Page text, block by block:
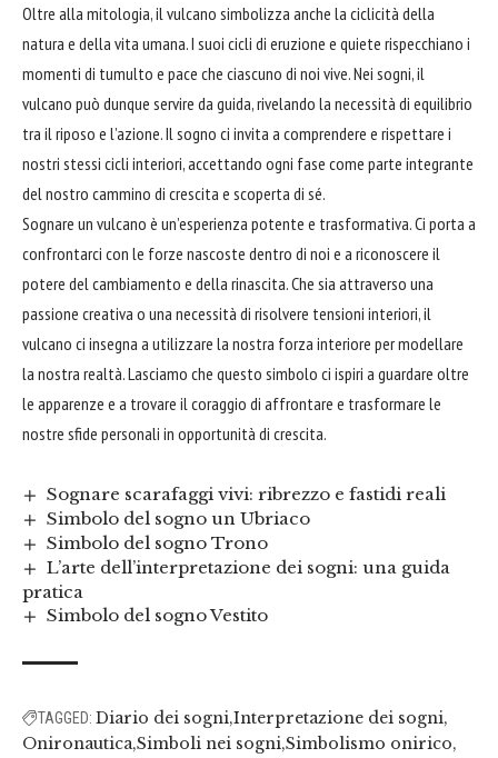
Oltre alla mitologia, il vulcano simbolizza anche la ciclicità della
natura e della vita umana. I suoi cicli di eruzione e quiete rispecchiano i
momenti di tumulto e pace che ciascuno di noi vive. Nei sogni, il
vulcano può dunque servire da guida, rivelando la necessità di equilibrio
tra il riposo e l’azione. Il sogno ci invita a comprendere e rispettare i
nostri stessi cicli interiori, accettando ogni fase come parte integrante
del nostro cammino di crescita e scoperta di sé.
Sognare un vulcano è un’esperienza potente e trasformativa. Ci porta a
confrontarci con le forze nascoste dentro di noi e a riconoscere il
potere del cambiamento e della rinascita. Che sia attraverso una
passione creativa o una necessità di risolvere tensioni interiori, il
vulcano ci insegna a utilizzare la nostra forza interiore per modellare
la nostra realtà. Lasciamo che questo simbolo ci ispiri a guardare oltre
le apparenze e a trovare il coraggio di affrontare e trasformare le
nostre sfide personali in opportunità di crescita.
Sognare scarafaggi vivi: ribrezzo e fastidi reali
Simbolo del sogno un Ubriaco
Simbolo del sogno Trono
L’arte dell’interpretazione dei sogni: una guida
pratica
Simbolo del sogno Vestito
TAGGED: Diario dei sogni Interpretazione dei sogni
Onironautica Simboli nei sogni Simbolismo onirico